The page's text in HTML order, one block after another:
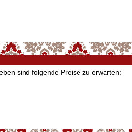
sind folgende Preise zu erwarten: